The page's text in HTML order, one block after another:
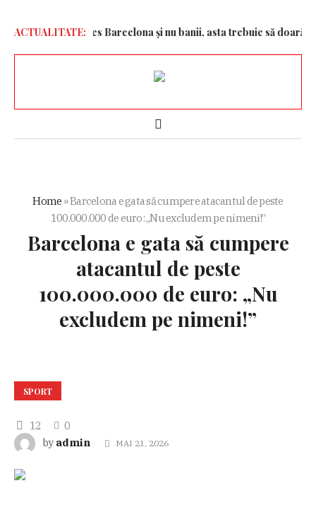
ACTUALITATE:„A ales Barcelona și nu banii, asta trebuie să doară!”
Home »Barcelona e gata să cumpere atacantul de peste
100.000.000 de euro: „Nu excludem pe nimeni!”
Barcelona e gata să cumpere
atacantul de peste
100.000.000 de euro: „Nu
excludem pe nimeni!”
SPORT
12
0
by admin MAI 21, 2026